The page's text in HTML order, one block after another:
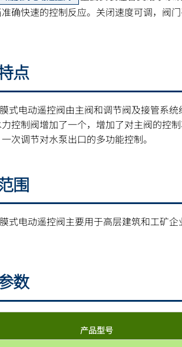
确快速的控制反应。关闭速度可调，阀
点
式电动遥控阀由主阀和调节阀及接管系
控制阀增加了一个，增加了对主阀的控
次调节对水泵出口的多功能控制。
围
式电动遥控阀主要用于高层建筑和工矿
数
产品型号